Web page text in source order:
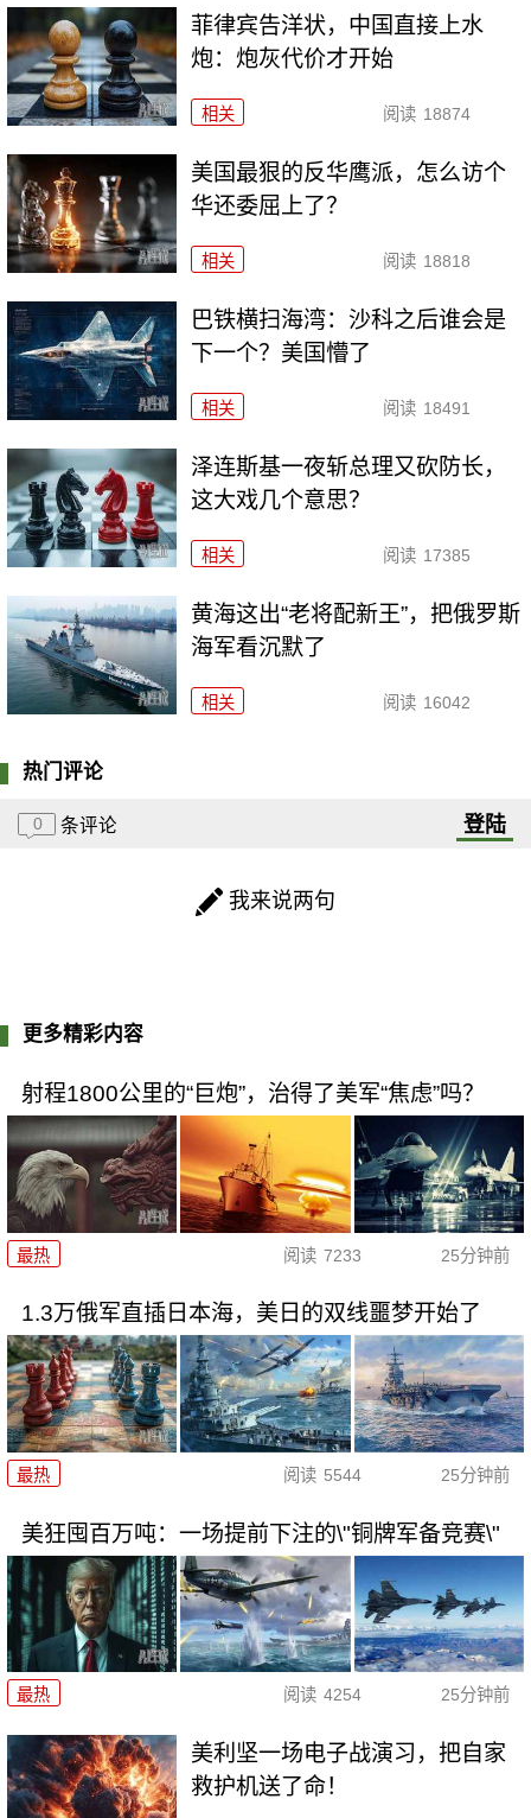
菲律宾告洋状，中国直接上水
炮：炮灰代价才开始
相关 阅读 18874
美国最狠的反华鹰派，怎么访个
华还委屈上了？
相关 阅读 18818
巴铁横扫海湾：沙科之后谁会是
下一个？美国懵了
相关 阅读 18491
泽连斯基一夜斩总理又砍防长，
这大戏几个意思？
相关 阅读 17385
黄海这出“老将配新王”，把俄罗斯
海军看沉默了
相关 阅读 16042
热门评论
0 条评论 登陆
我来说两句
更多精彩内容
射程1800公里的“巨炮”，治得了美军“焦虑”吗？
最热 阅读 7233 25分钟前
1.3万俄军直插日本海，美日的双线噩梦开始了
最热 阅读 5544 25分钟前
美狂囤百万吨：一场提前下注的\"铜牌军备竞赛\"
最热 阅读 4254 25分钟前
美利坚一场电子战演习，把自家
救护机送了命！